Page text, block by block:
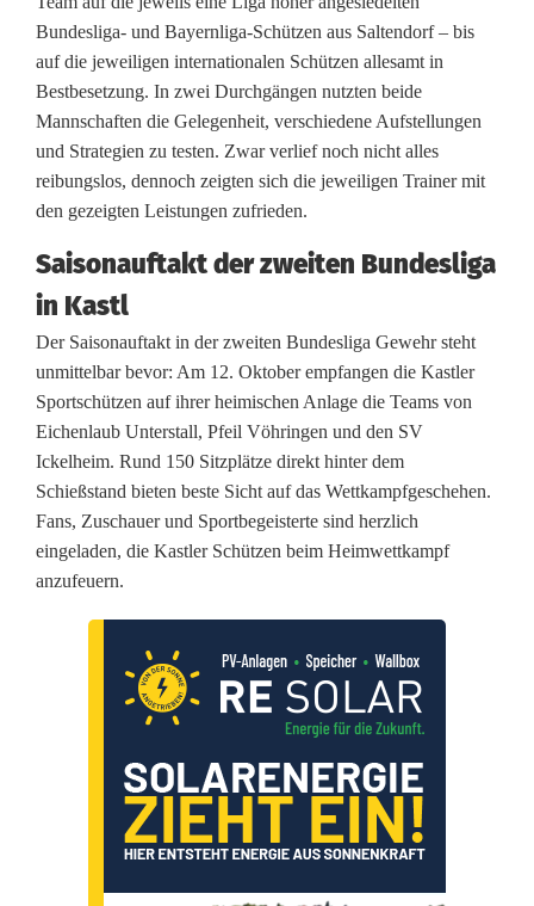
r
i
e
d
e
n
n
a
c
h
T
e
s
Bundesliga- und Bayernliga-Schützen aus Saltendorf – bis
auf die jeweiligen internationalen Schützen allesamt in
Bestbesetzung. In zwei Durchgängen nutzten beide
Mannschaften die Gelegenheit, verschiedene Aufstellungen
und Strategien zu testen. Zwar verlief noch nicht alles
reibungslos, dennoch zeigten sich die jeweiligen Trainer mit
den gezeigten Leistungen zufrieden.
Saisonauftakt der zweiten Bundesliga
in Kastl
Der Saisonauftakt in der zweiten Bundesliga Gewehr steht
unmittelbar bevor: Am 12. Oktober empfangen die Kastler
Sportschützen auf ihrer heimischen Anlage die Teams von
Eichenlaub Unterstall, Pfeil Vöhringen und den SV
Ickelheim. Rund 150 Sitzplätze direkt hinter dem
Schießstand bieten beste Sicht auf das Wettkampfgeschehen.
Fans, Zuschauer und Sportbegeisterte sind herzlich
eingeladen, die Kastler Schützen beim Heimwettkampf
anzufeuern.